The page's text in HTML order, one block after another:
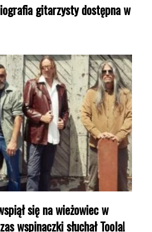
gitarzysty dostępna w
się na wieżowiec w
wspinaczki słuchał Toola!